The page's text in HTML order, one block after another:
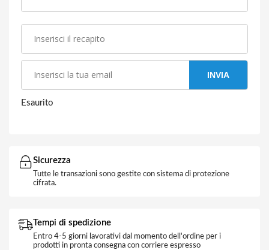
INVIA
Esaurito
Sicurezza
Tutte le transazioni sono gestite con sistema di protezione
cifrata.
Tempi di spedizione
Entro 4-5 giorni lavorativi dal momento dell'ordine per i
prodotti in pronta consegna con corriere espresso